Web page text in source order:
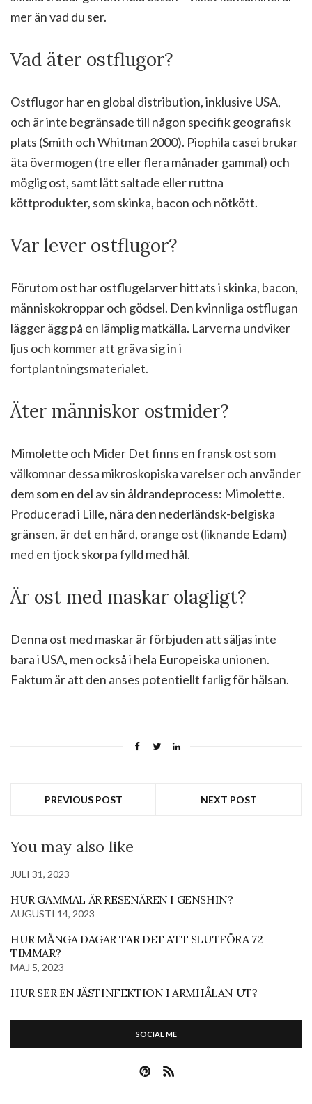
mer än vad du ser.
Vad äter ostflugor?
Ostflugor har en global distribution, inklusive USA,
och är inte begränsade till någon specifik geografisk
plats (Smith och Whitman 2000). Piophila casei brukar
äta övermogen (tre eller flera månader gammal) och
möglig ost, samt lätt saltade eller ruttna
köttprodukter, som skinka, bacon och nötkött.
Var lever ostflugor?
Förutom ost har ostflugelarver hittats i skinka, bacon,
människokroppar och gödsel. Den kvinnliga ostflugan
lägger ägg på en lämplig matkälla. Larverna undviker
ljus och kommer att gräva sig in i
fortplantningsmaterialet.
Äter människor ostmider?
Mimolette och Mider Det finns en fransk ost som
välkomnar dessa mikroskopiska varelser och använder
dem som en del av sin åldrandeprocess: Mimolette.
Producerad i Lille, nära den nederländsk-belgiska
gränsen, är det en hård, orange ost (liknande Edam)
med en tjock skorpa fylld med hål.
Är ost med maskar olagligt?
Denna ost med maskar är förbjuden att säljas inte
bara i USA, men också i hela Europeiska unionen.
Faktum är att den anses potentiellt farlig för hälsan.
PREVIOUS POST NEXT POST
You may also like
JULI 31, 2023
HUR GAMMAL ÄR RESENÄREN I GENSHIN?
AUGUSTI 14, 2023
HUR MÅNGA DAGAR TAR DET ATT SLUTFÖRA 72
TIMMAR?
MAJ 5, 2023
HUR SER EN JÄSTINFEKTION I ARMHÅLAN UT?
SOCIAL ME